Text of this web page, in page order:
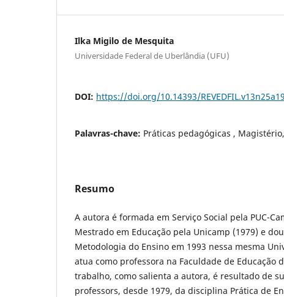
Ilka Migilo de Mesquita
Universidade Federal de Uberlândia (UFU)
DOI: https://doi.org/10.14393/
Palavras-chave: Práticas pedagógicas ,
Resumo
A autora é formada em Serviço Social pela PUC-
Mestrado em Educação pela Unicamp (1979) e
Metodologia do Ensino em 1993 nessa mesma
atua como professora na Faculdade de Educação
trabalho, como salienta a autora, é resultado de
professors, desde 1979, da disciplina Prática de